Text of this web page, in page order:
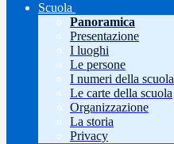
Scuola
Panoramica
Presentazione
I luoghi
Le persone
I numeri della scuola
Le carte della scuola
Organizzazione
La storia
Privacy